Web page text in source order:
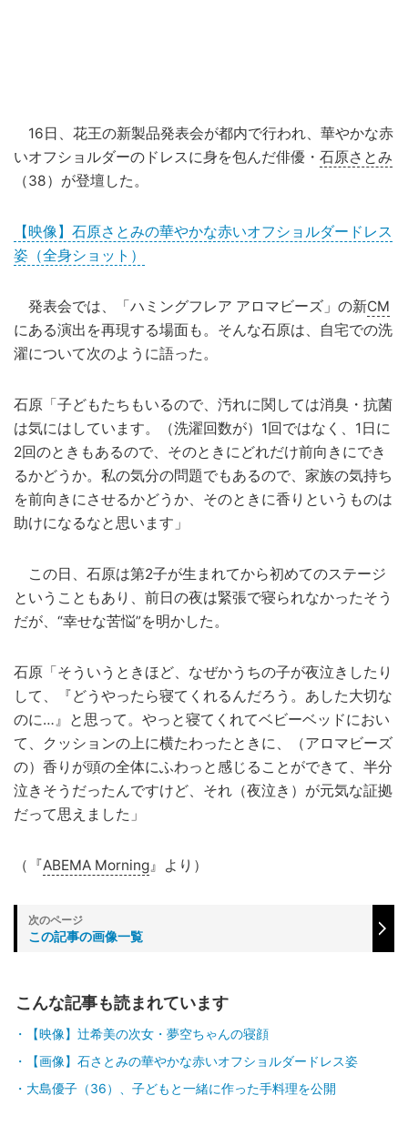
16日、花王の新製品発表会が都内で行われ、華やかな赤
いオフショルダーのドレスに身を包んだ俳優・ 石原さとみ
（38）が登壇した。
【映像】石原さとみの華やかな赤いオフショルダードレス
姿（全身ショット）
発表会では、「ハミングフレア アロマビーズ」の新CM
にある演出を再現する場面も。そんな石原は、自宅での洗
濯について次のように語った。
石原「子どもたちもいるので、汚れに関しては消臭・抗菌
は気にはしています。（洗濯回数が）1回ではなく、1日に
2回のときもあるので、そのときにどれだけ前向きにでき
るかどうか。私の気分の問題でもあるので、家族の気持ち
を前向きにさせるかどうか、そのときに香りというものは
助けになるなと思います」
この日、石原は第2子が生まれてから初めてのステージ
ということもあり、前日の夜は緊張で寝られなかったそう
だが、“幸せな苦悩”を明かした。
石原「そういうときほど、なぜかうちの子が夜泣きしたり
して、『どうやったら寝てくれるんだろう。あした大切な
のに…』と思って。やっと寝てくれてベビーベッドにおい
て、クッションの上に横たわったときに、（アロマビーズ
の）香りが頭の全体にふわっと感じることができて、半分
泣きそうだったんですけど、それ（夜泣き）が元気な証拠
だって思えました」
（『ABEMA Morning』より）
この記事の画像一覧
こんな記事も読まれています
【映像】辻󠄀希美の次女・夢空ちゃんの寝顔
【画像】石さとみの華やかな赤いオフショルダードレス姿
大島優子（36）、子どもと一緒に作った手料理を公開